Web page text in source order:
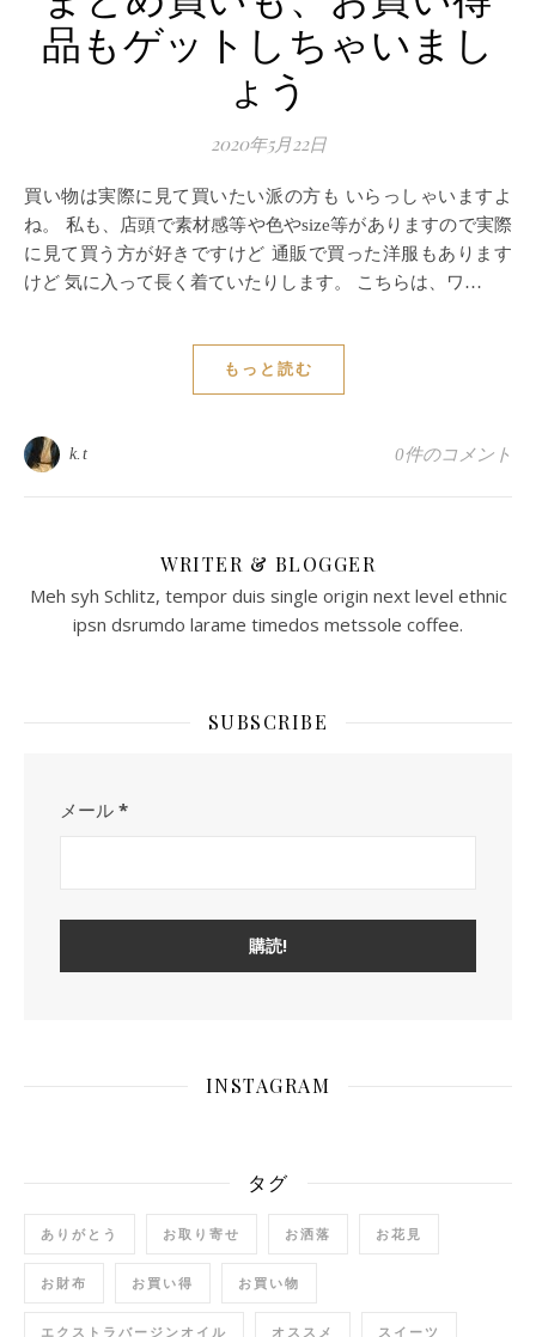
品もゲットしちゃいまし
ょう
2020年5月22日
買い物は実際に見て買いたい派の方も いらっしゃいますよ
ね。 私も、店頭で素材感等や色やsize等がありますので実際
に見て買う方が好きですけど 通販で買った洋服もあります
けど 気に入って長く着ていたりします。 こちらは、ワ…
もっと読む
k.t 0件のコメント
WRITER & BLOGGER
Meh syh Schlitz, tempor duis single origin next level ethnic
ipsn dsrumdo larame timedos metssole coffee.
SUBSCRIBE
メール *
INSTAGRAM
タグ
ありがとう お取り寄せ お洒落 お花見
お財布 お買い得 お買い物
エクストラバージンオイル オススメ スイーツ